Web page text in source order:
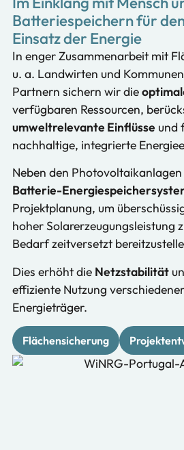
Batteriespeichern für
Einsatz der Energie
In enger Zusammenarbeit mit
u. a. Landwirten und
Partnern sichern wir die
verfügbaren Ressourcen,
umweltrelevante Einflüsse und
nachhaltige, integrierte
Neben den
Batterie-
Projektplanung, um
hoher Solarerzeugungsleistung
Bedarf zeitversetzt
Dies erhöht die Netzstabilität
effiziente Nutzung
Energieträger.
Flächensicherung